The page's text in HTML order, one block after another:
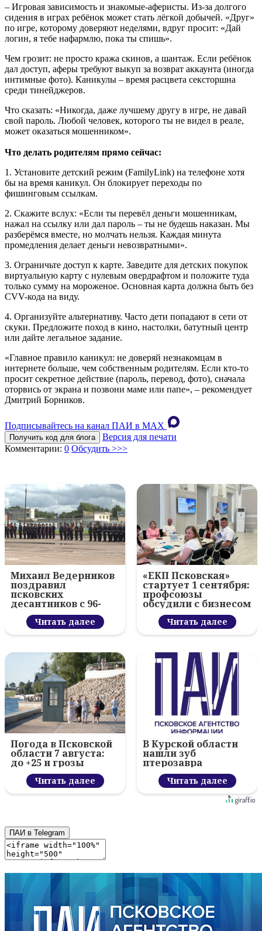
– Игровая зависимость и знакомые-аферисты. Из-за долгого
сидения в играх ребёнок может стать лёгкой добычей. «Друг»
по игре, которому доверяют неделями, вдруг просит: «Дай
логин, я тебе нафармлю, пока ты спишь».
Чем грозит: не просто кража скинов, а шантаж. Если ребёнок
дал доступ, аферы требуют выкуп за возврат аккаунта (иногда
интимные фото). Каникулы – время расцвета сексторшна
среди тинейджеров.
Что сказать: «Никогда, даже лучшему другу в игре, не давай
свой пароль. Любой человек, которого ты не видел в реале,
может оказаться мошенником».
Что делать родителям прямо сейчас:
1. Установите детский режим (FamilyLink) на телефоне хотя
бы на время каникул. Он блокирует переходы по
фишинговым ссылкам.
2. Скажите вслух: «Если ты перевёл деньги мошенникам,
нажал на ссылку или дал пароль – ты не будешь наказан. Мы
разберёмся вместе, но молчать нельзя. Каждая минута
промедления делает деньги невозвратными».
3. Ограничьте доступ к карте. Заведите для детских покупок
виртуальную карту с нулевым овердрафтом и положите туда
только сумму на мороженое. Основная карта должна быть без
CVV-кода на виду.
4. Организуйте альтернативу. Часто дети попадают в сети от
скуки. Предложите поход в кино, настолки, батутный центр
или дайте легальное задание.
«Главное правило каникул: не доверяй незнакомцам в
интернете больше, чем собственным родителям. Если кто-то
просит секретное действие (пароль, перевод, фото), сначала
оторвись от экрана и позвони маме или папе», – рекомендует
Дмитрий Борников.
Подписывайтесь на канал ПАИ в MAХ
Получить код для блога
Версия для печати
Комментарии: 0 Обсудить >>>
Михаил Ведерников
поздравил
псковских
десантников с 96-
летием ВДВ и
вручил награды
Читать далее
«ЕКП Псковская»
стартует 1 сентября:
профсоюзы
обсудили с бизнесом
новый цифровой
проектЧитать далее
Погода в Псковской
области 7 августа:
до +25 и грозы
Читать далее
В Курской области
нашли зуб
птерозавра
Читать далее
ПАИ в Telegram